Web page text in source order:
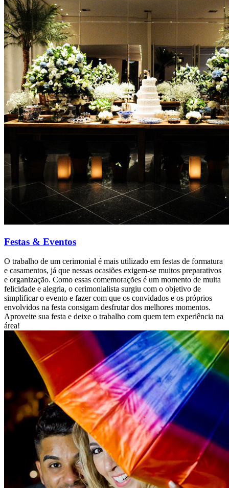
Festas & Eventos
O trabalho de um cerimonial é mais utilizado em festas de formatura
e casamentos, já que nessas ocasiões exigem-se muitos preparativos
e organização. Como essas comemorações é um momento de muita
felicidade e alegria, o cerimonialista surgiu com o objetivo de
simplificar o evento e fazer com que os convidados e os próprios
envolvidos na festa consigam desfrutar dos melhores momentos.
Aproveite sua festa e deixe o trabalho com quem tem experiência na
área!